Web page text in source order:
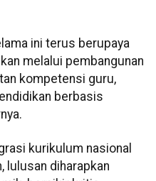
ini terus berupaya
melalui pembangunan
kompetensi guru,
berbasis
kurikulum nasional
lulusan diharapkan